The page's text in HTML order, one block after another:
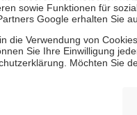
18. Lebensjahr mit
die von der GKV
hc/de/articles/